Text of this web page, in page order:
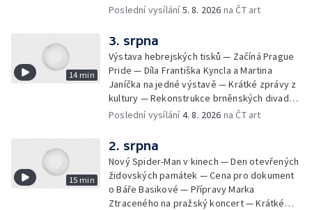
mostu — Archeologický výzkum na
neslyšící
Poslední vysílání5. 8. 2026 na ČT art
14 min
3. srpna
Výstava hebrejských tisků — Začíná Prague
Pride — Díla Františka Kyncla a Martina
Janíčka na jedné výstavě — Krátké zprávy z
kultury — Rekonstrukce brněnských divadel
— Budoucnost Knihovny Václava Havla —
Kulturní tipy
Poslední vysílání4. 8. 2026 na ČT art
15 min
2. srpna
Nový Spider-Man v kinech — Den otevřených
židovských památek — Cena pro dokument
o Báře Basikové — Přípravy Marka
Ztraceného na pražský koncert — Krátké